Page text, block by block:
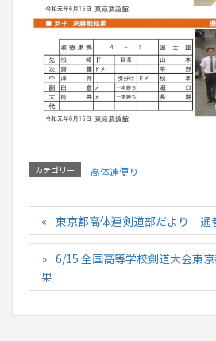
カテゴリー 高体連便り
東京都高体連剣道部だより 通
6/15 全国高等学校剣道大会東
果